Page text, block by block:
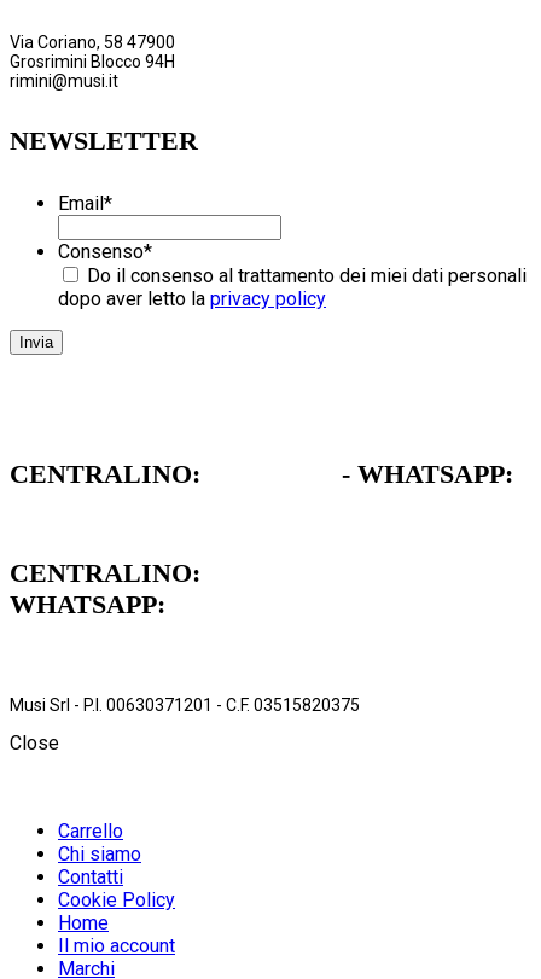
Via Coriano, 58 47900
Grosrimini Blocco 94H
rimini@musi.it
NEWSLETTER
Email*
Consenso*
Do il consenso al trattamento dei miei dati personali
dopo aver letto la privacy policy
CENTRALINO:
- WHATSAPP:
CENTRALINO:
WHATSAPP:
Musi Srl - P.I. 00630371201 - C.F. 03515820375
Close
Carrello
Chi siamo
Contatti
Cookie Policy
Home
Il mio account
Marchi